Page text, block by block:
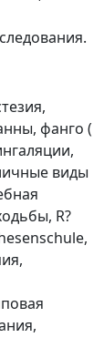
фанго (
виды
R?